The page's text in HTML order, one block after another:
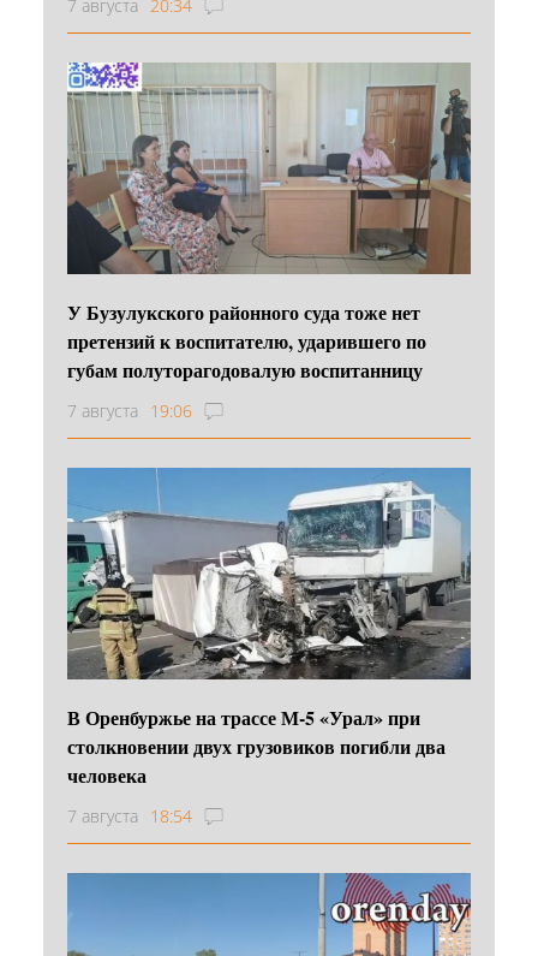
7 августа 20:34
У Бузулукского районного суда тоже нет
претензий к воспитателю, ударившего по
губам полуторагодовалую воспитанницу
7 августа 19:06
В Оренбуржье на трассе М-5 «Урал» при
столкновении двух грузовиков погибли два
человека
7 августа 18:54